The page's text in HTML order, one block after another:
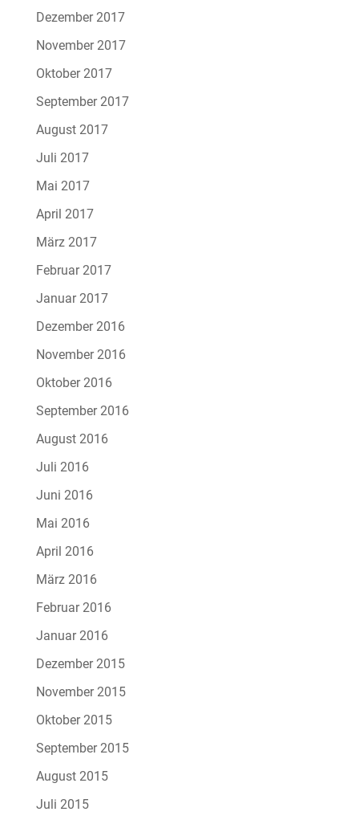
Dezember 2017
November 2017
Oktober 2017
September 2017
August 2017
Juli 2017
Mai 2017
April 2017
März 2017
Februar 2017
Januar 2017
Dezember 2016
November 2016
Oktober 2016
September 2016
August 2016
Juli 2016
Juni 2016
Mai 2016
April 2016
März 2016
Februar 2016
Januar 2016
Dezember 2015
November 2015
Oktober 2015
September 2015
August 2015
Juli 2015